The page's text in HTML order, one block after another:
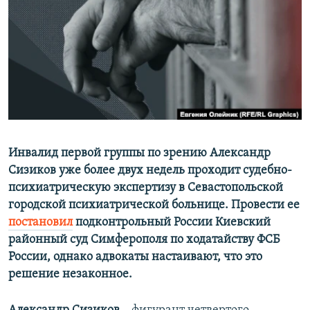
ПОБЕДИТЕЛЕЙ НЕ СУДЯТ?
КРЫМ.НЕПОКОРЕННЫЙ
УКРАИНСКАЯ ПРОБЛЕМА КРЫМА
ПРИСОЕДИНЯЙТЕСЬ!
Все сайты RFE/RL
Инвалид первой группы по зрению Александр
Сизиков уже более двух недель проходит судебно-
психиатрическую экспертизу в Севастопольской
городской психиатрической больнице. Провести ее
постановилподконтрольный России Киевский
районный суд Симферополя по ходатайству ФСБ
России, однако адвокаты настаивают, что это
решение незаконное.